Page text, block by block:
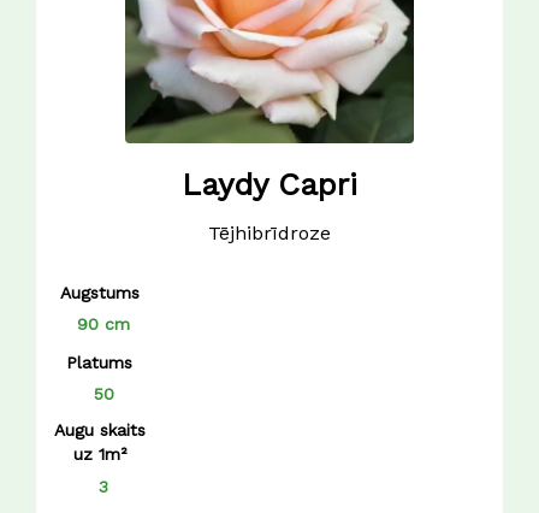
Laydy Capri
Tējhibrīdroze
Augstums
90 cm
Platums
50
Augu skaits
uz 1m²
3